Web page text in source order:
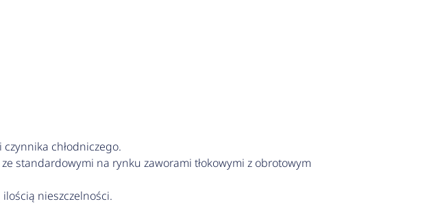
chłodniczego.
standardowymi na rynku zaworami tłokowymi z obrotowym
nieszczelności.